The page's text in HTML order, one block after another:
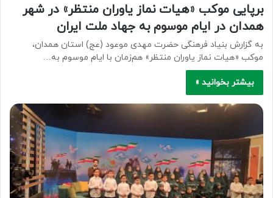
برپایی موکب «هیات نماز یاوران منتظر» در شهر
همدان در ایام موسوم به جهاد ملت ایران
به گزارش بنیاد فرهنگی حضرت مهدی موعود (عج) استان همدان،
موکب «هیات نماز یاوران منتظر» هم‌زمان با ایام موسوم به…
بیشتر بخوانید »